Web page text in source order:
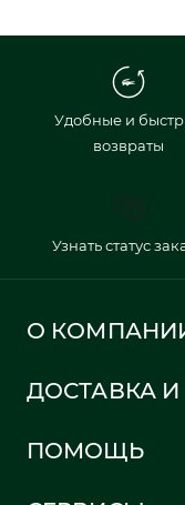
Удобные и
возвраты
Узнать статус
О
Политика в
ДОСТАВКА И
Информация о
ПОМОЩЬ